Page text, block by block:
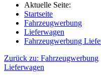
Aktuelle Seite:
Startseite
Fahrzeugwerbung
Lieferwagen
Fahrzeugwerbung
Zurück zu: Fahrzeugwerbung
Lieferwagen